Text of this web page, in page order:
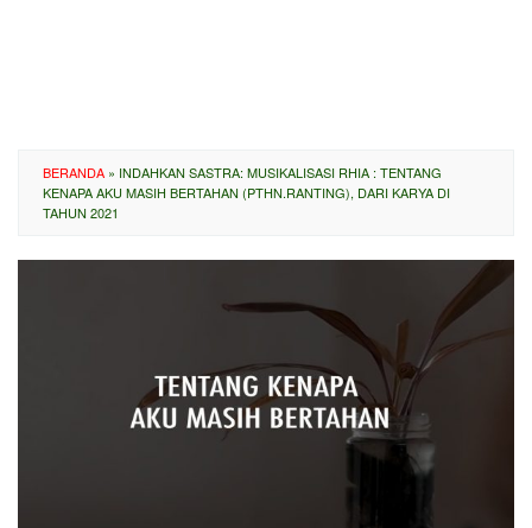
BERANDA » INDAHKAN SASTRA: MUSIKALISASI RHIA : TENTANG
KENAPA AKU MASIH BERTAHAN (PTHN.RANTING), DARI KARYA DI
TAHUN 2021